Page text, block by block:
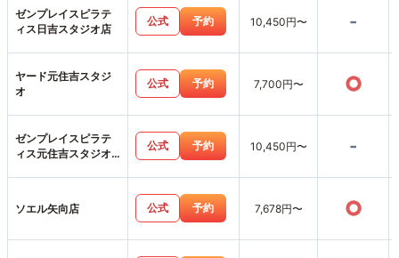
ゼンプレイスピラテ
ィス日吉スタジオ店
公式 予約 10,450円〜 -
ヤード元住吉スタジ
オ
公式 予約 7,700円〜 ○
ゼンプレイスピラテ
ィス元住吉スタジオ
公式 予約 10,450円〜 -
ソエル矢向店 公式 予約 7,678円〜 ○